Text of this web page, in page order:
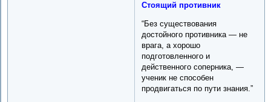
Стоящий противник
“Без существования
достойного противника — не
врага, а хорошо
подготовленного и
действенного соперника, —
ученик не способен
продвигаться по пути знания.”